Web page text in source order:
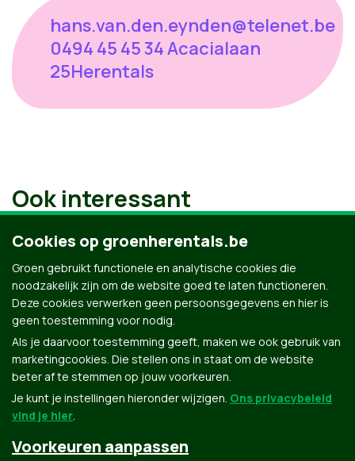
hans.van.den.eynden@telenet.be
0494 45 45 34 Acacialaan
25Herentals
Ook interessant
Groen.be
Cookies op groenherentals.be
Groen gebruikt functionele en analytische cookies die
noodzakelijk zijn om de website goed te laten functioneren.
Deze cookies verwerken geen persoonsgegevens en hier is
geen toestemming voor nodig.
Als je daarvoor toestemming geeft, maken we ook gebruik van
marketingcookies. Die stellen ons in staat om de website
beter af te stemmen op jouw voorkeuren.
Je kunt je instellingen hieronder wijzigen. Ons privacybeleid
vind je hier.
Voorkeuren aanpassen